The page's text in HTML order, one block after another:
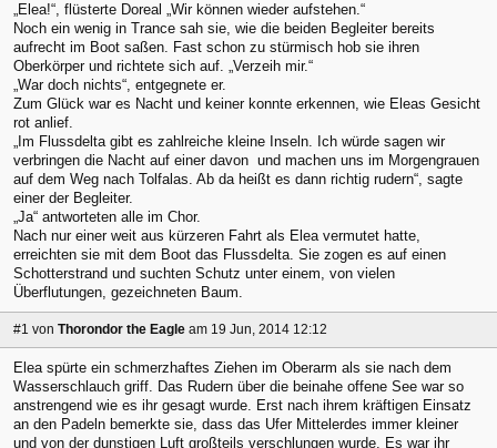
„Elea!“, flüsterte Doreal „Wir können wieder aufstehen.“
Noch ein wenig in Trance sah sie, wie die beiden Begleiter bereits
aufrecht im Boot saßen. Fast schon zu stürmisch hob sie ihren
Oberkörper und richtete sich auf. „Verzeih mir.“
„War doch nichts“, entgegnete er.
Zum Glück war es Nacht und keiner konnte erkennen, wie Eleas Gesicht
rot anlief.
„Im Flussdelta gibt es zahlreiche kleine Inseln. Ich würde sagen wir
verbringen die Nacht auf einer davon und machen uns im Morgengrauen
auf dem Weg nach Tolfalas. Ab da heißt es dann richtig rudern“, sagte
einer der Begleiter.
„Ja“ antworteten alle im Chor.
Nach nur einer weit aus kürzeren Fahrt als Elea vermutet hatte,
erreichten sie mit dem Boot das Flussdelta. Sie zogen es auf einen
Schotterstrand und suchten Schutz unter einem, von vielen
Überflutungen, gezeichneten Baum.
#1 von Thorondor the Eagle am 19 Jun, 2014 12:12
Elea spürte ein schmerzhaftes Ziehen im Oberarm als sie nach dem
Wasserschlauch griff. Das Rudern über die beinahe offene See war so
anstrengend wie es ihr gesagt wurde. Erst nach ihrem kräftigen Einsatz
an den Padeln bemerkte sie, dass das Ufer Mittelerdes immer kleiner
und von der dunstigen Luft großteils verschlungen wurde. Es war ihr